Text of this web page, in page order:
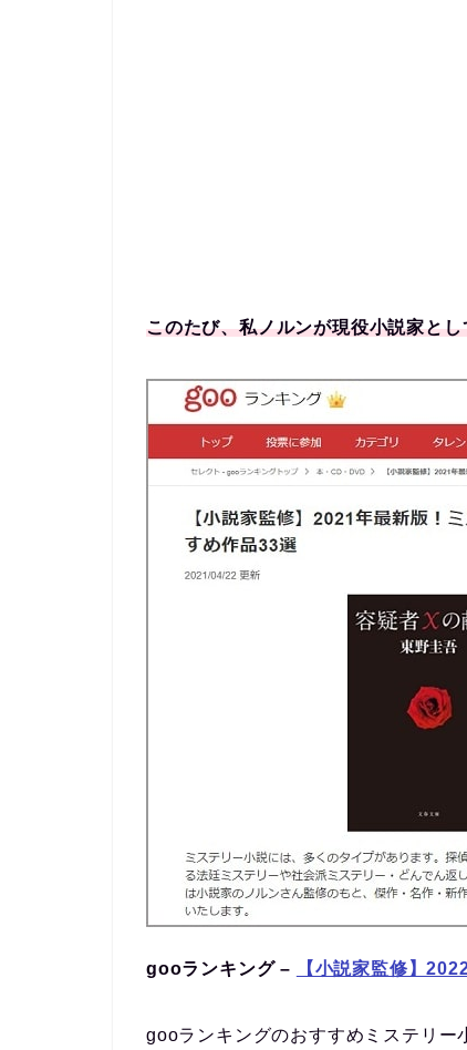
このたび、私ノルンが現役小説家と
gooランキング – 【小説家監修】
gooランキングのおすすめミステリー